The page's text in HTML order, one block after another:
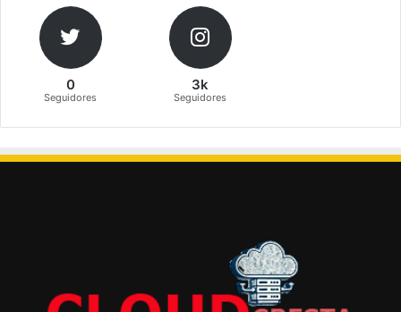
0
Seguidores
3k
Seguidores